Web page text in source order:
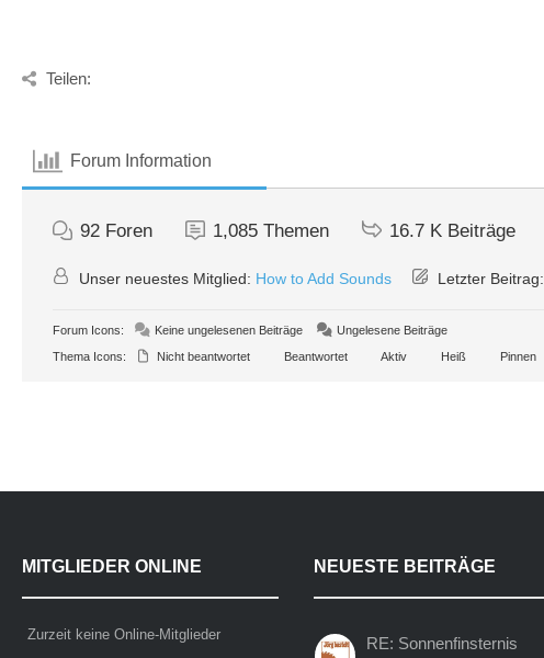
Teilen:
Forum Information
92 Foren 1,085 Themen 16.7 K Beiträge
Unser neuestes Mitglied: How to Add Sounds Letzter Beitrag:
Forum Icons: Keine ungelesenen Beiträge
Ungelesene Beiträge
Thema Icons:
Nicht beantwortet Beantwortet Aktiv Heiß Pinnen
MITGLIEDER ONLINE
Zurzeit keine Online-Mitglieder
NEUESTE BEITRÄGE
RE: Sonnenfinsternis